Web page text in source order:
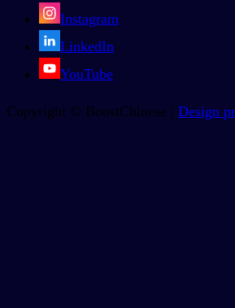
Instagram
LinkedIn
YouTube
Copyright © BoostChinese | Design